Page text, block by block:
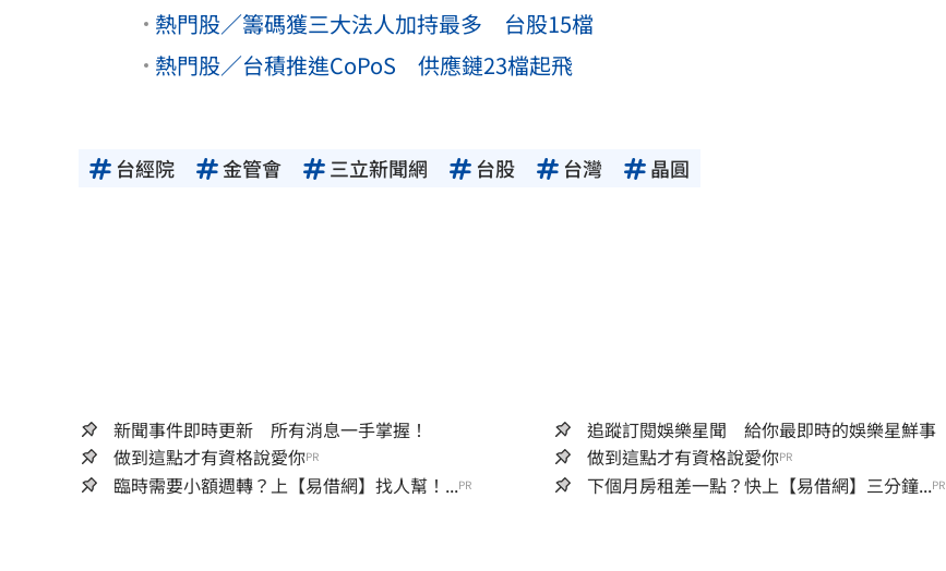
熱門股／籌碼獲三大法人加持最多 台股15檔
熱門股／台積推進CoPoS 供應鏈23檔起飛
台經院 金管會 三立新聞網 台股 台灣 晶圓
新聞事件即時更新 所有消息一手掌握！
追蹤訂閱娛樂星聞 給你最即時的娛樂星鮮事
做到這點才有資格說愛你PR 做到這點才有資格說愛你PR
臨時需要小額週轉？上【易借網】找人幫！...PR 下個月房租差一點？快上【易借網】三分鐘...PR